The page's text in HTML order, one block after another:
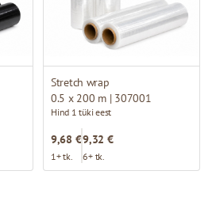
Stretch wrap
0.5 x 200 m | 307001
Hind 1 tüki eest
9,68 €
1+ tk.
9,32 €
6+ tk.